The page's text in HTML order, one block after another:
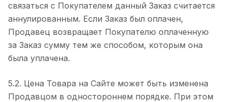
связаться с Покупателем данный Заказ считается
аннулированным. Если Заказ был оплачен,
Продавец возвращает Покупателю оплаченную
за Заказ сумму тем же способом, которым она
была уплачена.
5.2. Цена Товара на Сайте может быть изменена
Продавцом в одностороннем порядке. При этом